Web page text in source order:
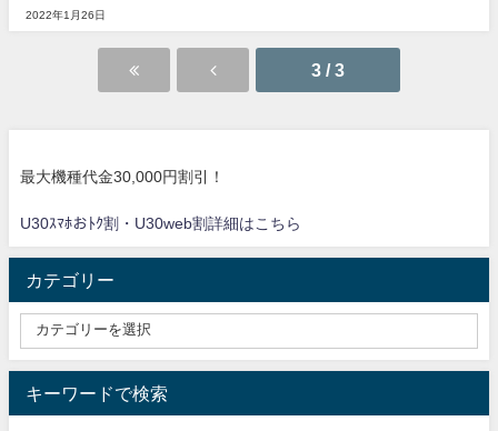
2022年1月26日
3 / 3
最大機種代金30,000円割引！
U30ｽﾏﾎおﾄｸ割・U30web割詳細はこちら
カテゴリー
キーワードで検索